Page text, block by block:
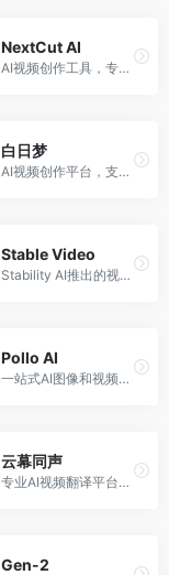
NextCut AI
AI视频创作工具，专注于智能剪辑和视频生成。面向视频创作者，提供智能剪辑、视频生成、特效添加等功能，剪辑效率高，适合快节奏内容生产。
白日梦
AI视频创作平台，支持生成长达50分钟的长视频内容。面向长视频创作者和内容生产者，支持故事视频生成、视频编辑等功能，适合叙事性内容创作。
Stable Video
Stability AI推出的视频生成模型，开源可部署。面向开发者和专业创作者，支持视频生成、视频编辑等功能，开源生态完善，定制化程度高。
Pollo AI
一站式AI图像和视频创作平台，整合多种生成工具。面向内容创作者，提供文生图、文生视频、视频编辑等服务，创作工具全面，一站式体验便捷。
云幕同声
专业AI视频翻译平台，支持视频多语言配音和字幕生成。面向跨境电商和内容出海从业者，提供视频翻译、配音、字幕生成等服务，多语言支持完善。
Gen-2